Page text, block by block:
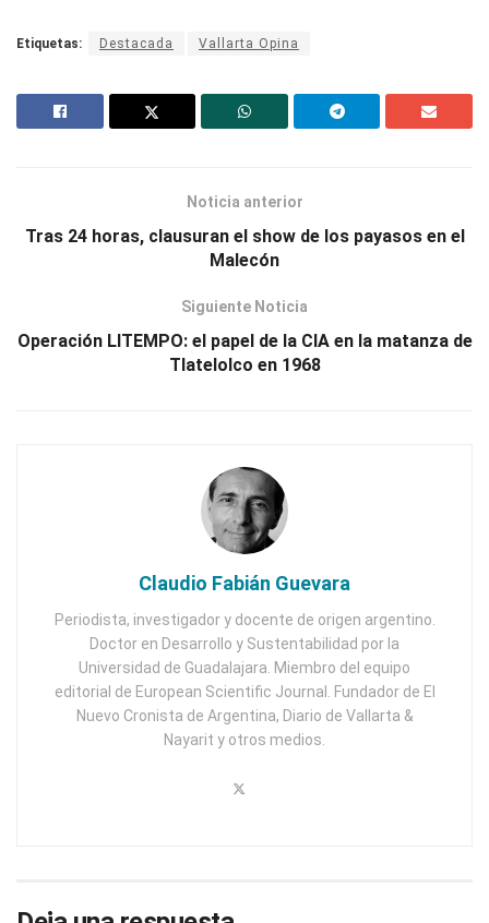
Etiquetas: Destacada Vallarta Opina
Noticia anterior
Tras 24 horas, clausuran el show de los payasos en el
Malecón
Siguiente Noticia
Operación LITEMPO: el papel de la CIA en la matanza de
Tlatelolco en 1968
Claudio Fabián Guevara
Periodista, investigador y docente de origen argentino.
Doctor en Desarrollo y Sustentabilidad por la
Universidad de Guadalajara. Miembro del equipo
editorial de European Scientific Journal. Fundador de El
Nuevo Cronista de Argentina, Diario de Vallarta &
Nayarit y otros medios.